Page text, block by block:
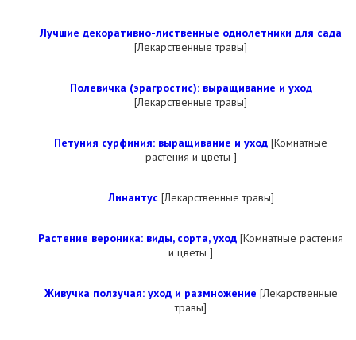
Лучшие декоративно-лиственные однолетники для сада
[Лекарственные травы]
Полевичка (эрагростис): выращивание и уход
[Лекарственные травы]
Петуния сурфиния: выращивание и уход [Комнатные
растения и цветы ]
Линантус[Лекарственные травы]
Растение вероника: виды, сорта, уход [Комнатные растения
и цветы ]
Живучка ползучая: уход и размножение [Лекарственные
травы]